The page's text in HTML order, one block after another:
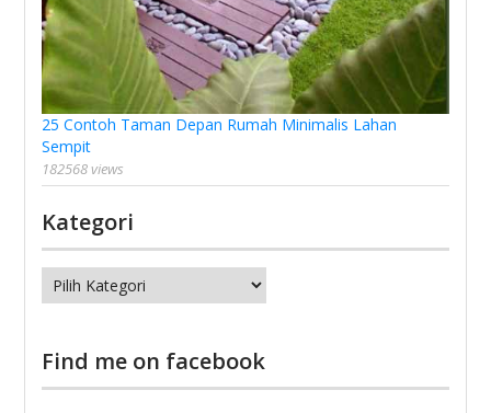
25 Contoh Taman Depan Rumah Minimalis Lahan
Sempit
182568 views
Kategori
Kategori
Find me on facebook